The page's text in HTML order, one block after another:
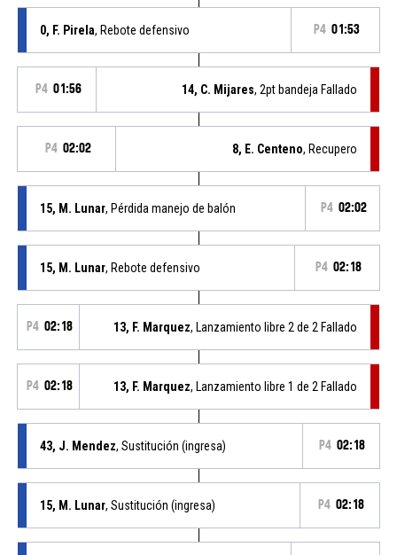
0, F. Pirela, Rebote defensivo P4 01:53
P4 01:56 14, C. Mijares, 2pt bandeja Fallado
P4 02:02 8, E. Centeno, Recupero
15, M. Lunar, Pérdida manejo de balón P4 02:02
15, M. Lunar, Rebote defensivo P4 02:18
P4 02:18 13, F. Marquez, Lanzamiento libre 2 de 2 Fallado
P4 02:18 13, F. Marquez, Lanzamiento libre 1 de 2 Fallado
43, J. Mendez, Sustitución (ingresa) P4 02:18
15, M. Lunar, Sustitución (ingresa) P4 02:18